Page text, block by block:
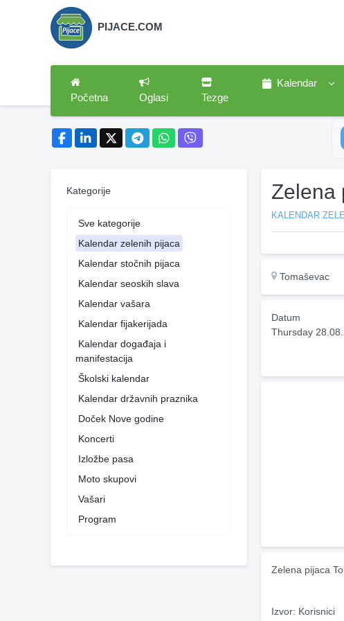
PIJACE.COM
Početna Oglasi Tezge
Kalendar
Kategorije
Sve kategorije
Kalendar zelenih pijaca
Kalendar stočnih pijaca
Kalendar seoskih slava
Kalendar vašara
Kalendar fijakerijada
Kalendar događaja i
manifestacija
Školski kalendar
Kalendar državnih praznika
Doček Nove godine
Koncerti
Izložbe pasa
Moto skupovi
Vašari
Program
Zelena
KALENDAR
Tomaševac
Datum
Thursday
Zelena pijaca
Izvor: Korisnici